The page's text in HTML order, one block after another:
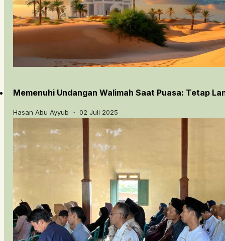
Memenuhi Undangan Walimah Saat Puasa: Tetap
Hasan Abu Ayyub ・ 02 Juli 2025